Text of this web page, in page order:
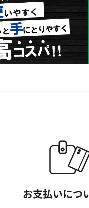
お支払いにつ